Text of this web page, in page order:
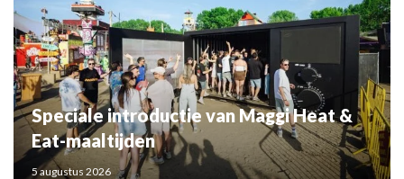
Speciale introductie van Maggi Heat &
Eat-maaltijden
5 augustus 2026